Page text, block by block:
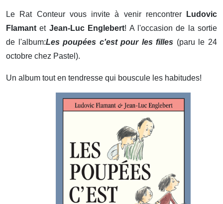
Le Rat Conteur vous invite à venir rencontrer
Ludovic
Flamant et Jean-Luc Englebert! A l'occasion de la sortie
de l'album:Les poupées c'est pour les filles (paru le 24
octobre chez Pastel).
Un album tout en tendresse qui bouscule les habitudes!